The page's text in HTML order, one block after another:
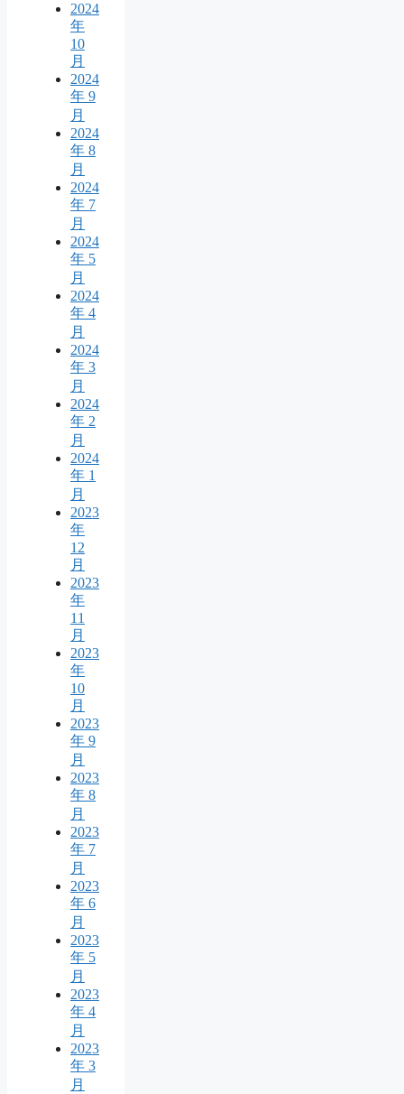
2024
年
10
月
2024
年 9
月
2024
年 8
月
2024
年 7
月
2024
年 5
月
2024
年 4
月
2024
年 3
月
2024
年 2
月
2024
年 1
月
2023
年
12
月
2023
年
11
月
2023
年
10
月
2023
年 9
月
2023
年 8
月
2023
年 7
月
2023
年 6
月
2023
年 5
月
2023
年 4
月
2023
年 3
月